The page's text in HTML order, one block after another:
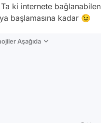
ki internete bağlanabilen
başlamasına kadar 😉
Aşağıda